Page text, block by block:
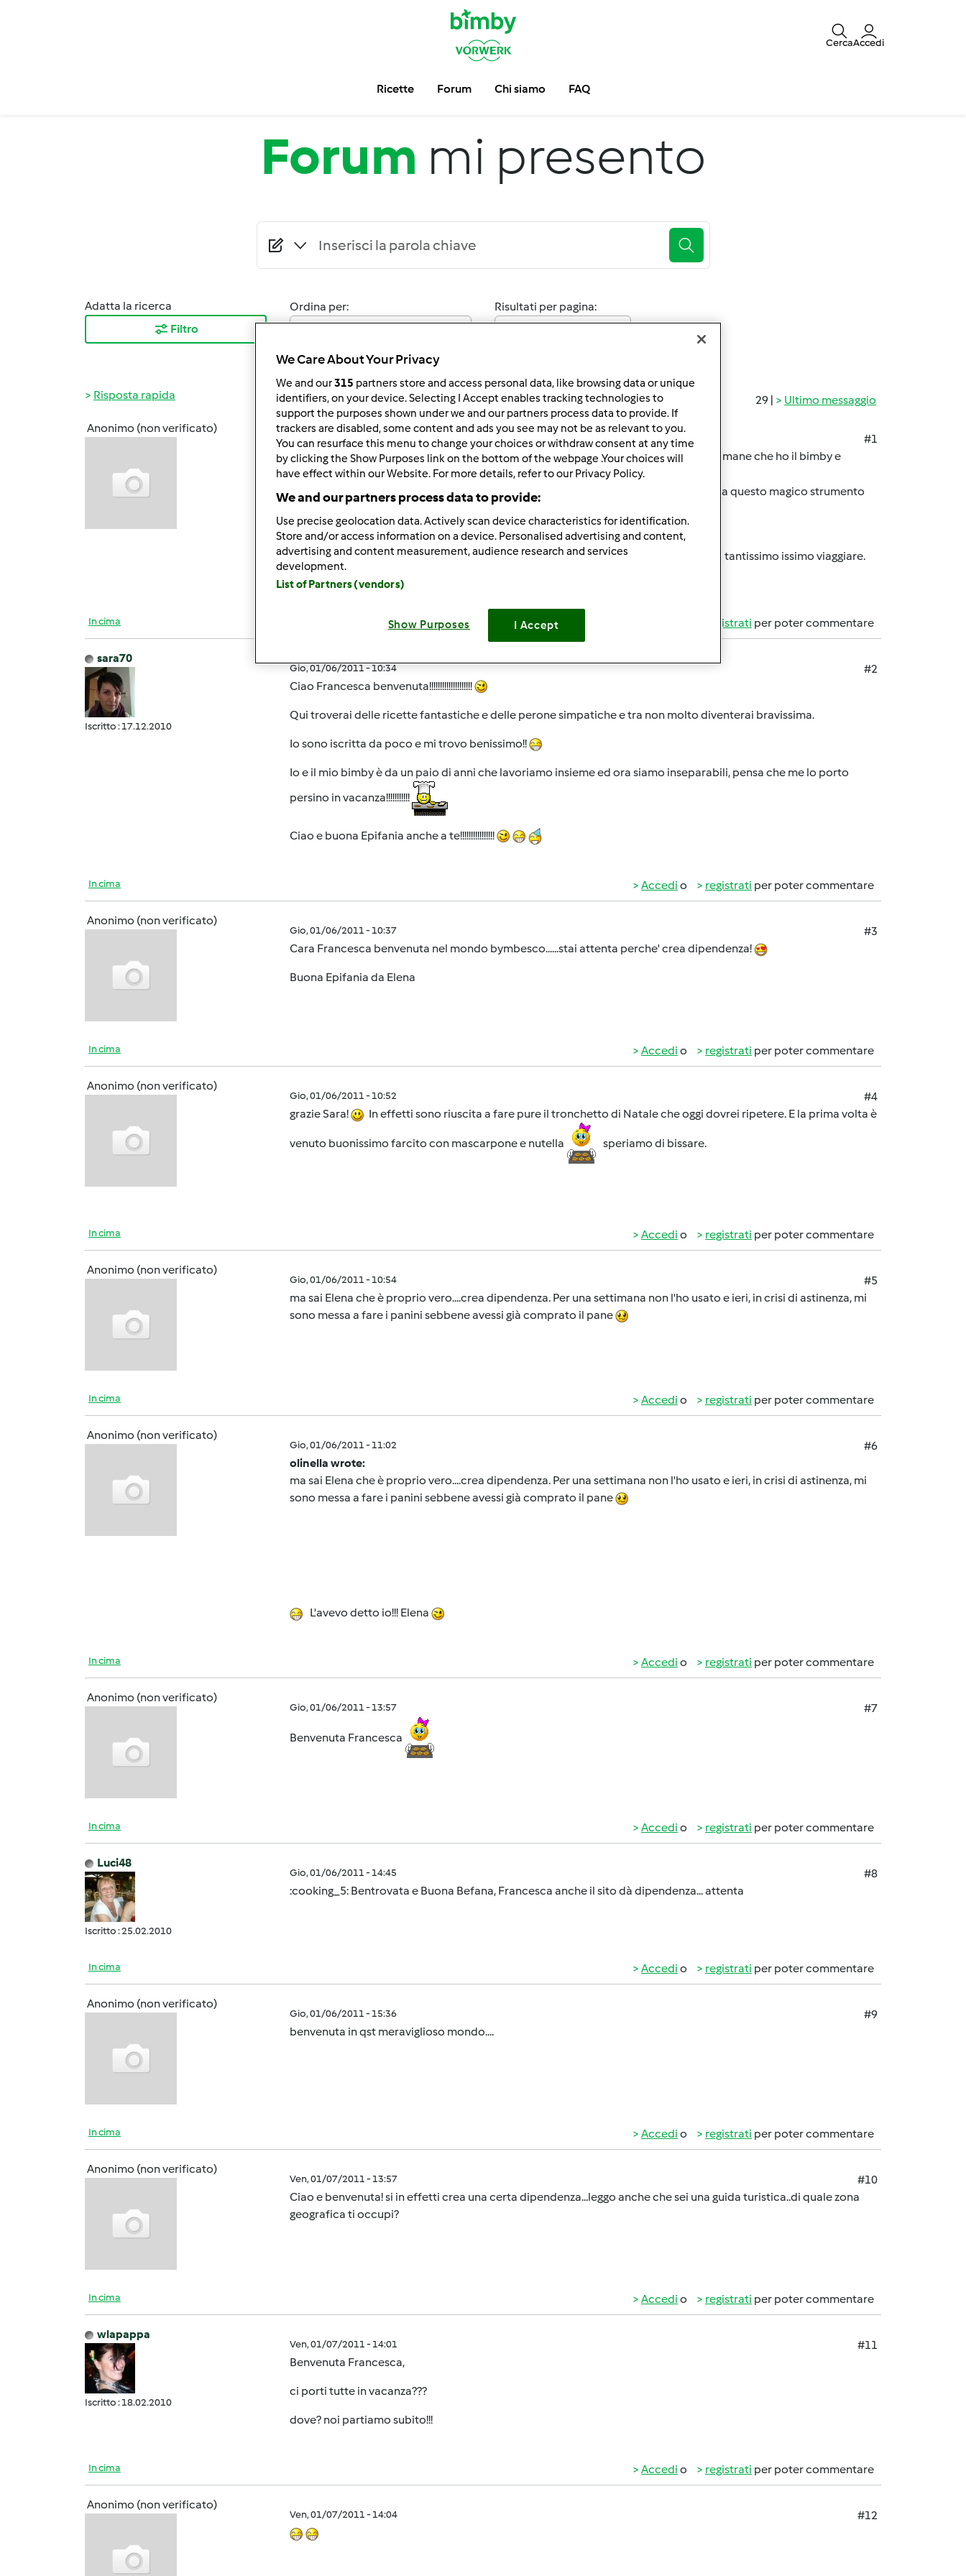
CercaAccedi
Ricette Forum Chi siamo FAQ
Forum mi presento
Adatta la ricerca
Filtro
Ordina per:
Risultati per pagina:
29 | Ultimo messaggio
Risposta rapida
Anonimo (non verificato)
Gio, 01/06/2011 - 09:53
#1
Salve a tutti! Sono Olinella anche se il mio vero nome è Francesca. Sono quasi 7 settimane che ho il bimby e
davvero è eccezionale. Io, che non sapevo come muovermi in cucina , grazie a questo magico strumento
sono diventata bravina (meglio non esagera all'inizio, non credete? )
L'impasto per la pizza è eccezionale. Ah dimenticavo: sono una guida turistica e amo tantissimo issimo viaggiare.
BUONA EPIFANIA A TUTTE E TUTTI
In cima registrati per poter commentare
sara70
Iscritto : 17.12.2010
Gio, 01/06/2011 - 10:34
#2
Ciao Francesca benvenuta!!!!!!!!!!!!!!!!!!!!
Qui troverai delle ricette fantastiche e delle perone simpatiche e tra non molto diventerai bravissima.
Io sono iscritta da poco e mi trovo benissimo!!
Io e il mio bimby è da un paio di anni che lavoriamo insieme ed ora siamo inseparabili, pensa che me lo porto
persino in vacanza!!!!!!!!!!!
Ciao e buona Epifania anche a te!!!!!!!!!!!!!!!!
In cima Accedi o registrati per poter commentare
Anonimo (non verificato)
Gio, 01/06/2011 - 10:37
#3
Cara Francesca benvenuta nel mondo bymbesco......stai attenta perche' crea dipendenza!
Buona Epifania da Elena
In cima Accedi o registrati per poter commentare
Anonimo (non verificato)
Gio, 01/06/2011 - 10:52
#4
grazie Sara!
In effetti sono riuscita a fare pure il tronchetto di Natale che oggi dovrei ripetere. E la prima volta è
venuto buonissimo farcito con mascarpone e nutella speriamo di bissare.
In cima Accedi o registrati per poter commentare
Anonimo (non verificato)
Gio, 01/06/2011 - 10:54
#5
ma sai Elena che è proprio vero....crea dipendenza. Per una settimana non l'ho usato e ieri, in crisi di astinenza, mi
sono messa a fare i panini sebbene avessi già comprato il pane
In cima Accedi o registrati per poter commentare
Anonimo (non verificato)
Gio, 01/06/2011 - 11:02
#6
olinella wrote:
ma sai Elena che è proprio vero....crea dipendenza. Per una settimana non l'ho usato e ieri, in crisi di astinenza, mi
sono messa a fare i panini sebbene avessi già comprato il pane
L'avevo detto io!!! Elena
In cima Accedi o registrati per poter commentare
Anonimo (non verificato)
Gio, 01/06/2011 - 13:57 #7
Benvenuta Francesca
In cima Accedi o registrati per poter commentare
Luci48
Iscritto : 25.02.2010
Gio, 01/06/2011 - 14:45
#8
:cooking_5: Bentrovata e Buona Befana, Francesca anche il sito dà dipendenza... attenta
In cima Accedi o registrati per poter commentare
Anonimo (non verificato)
Gio, 01/06/2011 - 15:36
#9
benvenuta in qst meraviglioso mondo....
In cima Accedi o registrati per poter commentare
Anonimo (non verificato)
Ven, 01/07/2011 - 13:57
#10
Ciao e benvenuta! si in effetti crea una certa dipendenza...leggo anche che sei una guida turistica..di quale zona
geografica ti occupi?
In cima Accedi o registrati per poter commentare
wlapappa
Iscritto : 18.02.2010
Ven, 01/07/2011 - 14:01
#11
Benvenuta Francesca,
ci porti tutte in vacanza???
dove? noi partiamo subito!!!
In cima Accedi o registrati per poter commentare
Anonimo (non verificato)
Ven, 01/07/2011 - 14:04 #12
We Care About Your Privacy
We and our315 partners store and access personal data, like browsing data or unique
identifiers, on your device. Selecting I Accept enables tracking technologies to
support the purposes shown under we and our partners process data to provide. If
trackers are disabled, some content and ads you see may not be as relevant to you.
You can resurface this menu to change your choices or withdraw consent at any time
by clicking the Show Purposes link on the bottom of the webpage .Your choices will
have effect within our Website. For more details, refer to our Privacy Policy.
We and our partners process data to provide:
Use precise geolocation data. Actively scan device characteristics for identification.
Store and/or access information on a device. Personalised advertising and content,
advertising and content measurement, audience research and services
development.
List of Partners (vendors)
Show Purposes I Accept